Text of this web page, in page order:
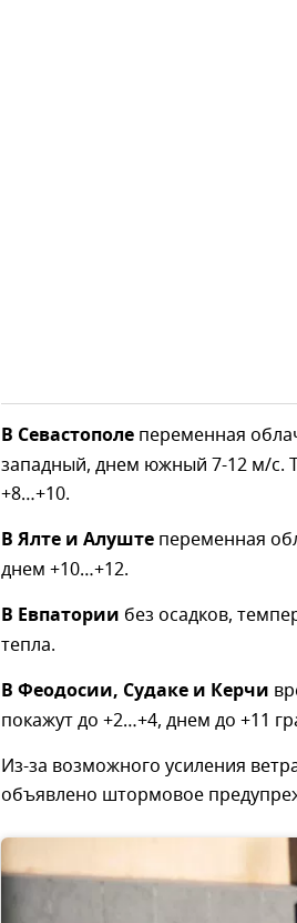
В Севастополе переменная
западный, днем южный 7-12 м/с.
+8…+10.
В Ялте и Алуште переменная
днем +10…+12.
В Евпатории без осадков,
тепла.
В Феодосии, Судаке и Керчи
покажут до +2…+4, днем до +11
Из-за возможного усиления
объявлено штормовое